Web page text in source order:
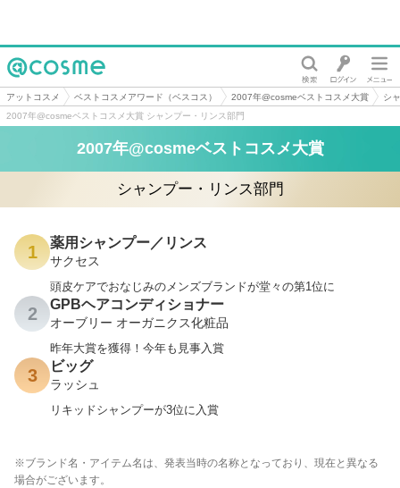
@cosme
アットコスメ ベストコスメアワード（ベスコス） 2007年@cosmeベストコスメ大賞
シ
2007年@cosmeベストコスメ大賞 シャンプー・リンス部門
2007年@cosmeベストコスメ大賞
シャンプー・リンス部門
1 薬用シャンプー／リンス
サクセス
頭皮ケアでおなじみのメンズブランドが堂々の第1位に
2 GPBヘアコンディショナー
オーブリー オーガニクス化粧品
昨年大賞を獲得！今年も見事入賞
3 ビッグ
ラッシュ
リキッドシャンプーが3位に入賞
※ブランド名・アイテム名は、発表当時の名称となっており、現在と異なる
場合がございます。